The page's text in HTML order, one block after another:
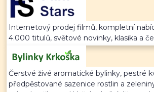
Internetový prodej filmů, kompletní
4.000 titulů, světové novinky, klasika a
Čerstvé živé aromatické bylinky, pestré
předpěstované sazenice rostlin a